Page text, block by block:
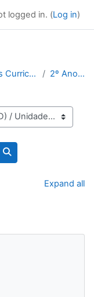
logged in. (Log in)
Unidades Curriculares Comuns MIMD e LCB 2º Ano (SEM1 e SEM2)
Search courses
Expand all